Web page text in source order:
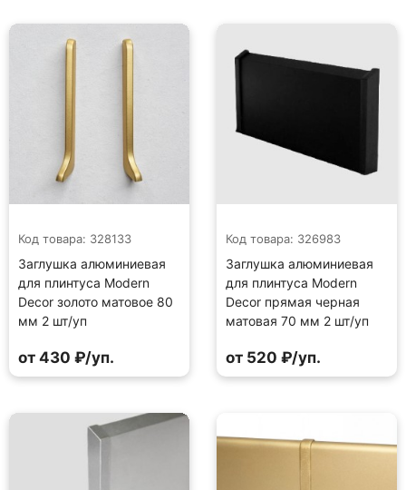
Код товара: 328133
Заглушка алюминиевая
для плинтуса Modern
Decor золото матовое 80
мм 2 шт/уп
от 430 ₽/уп.
Код товара: 326983
Заглушка алюминиевая
для плинтуса Modern
Decor прямая черная
матовая 70 мм 2 шт/уп
от 520 ₽/уп.